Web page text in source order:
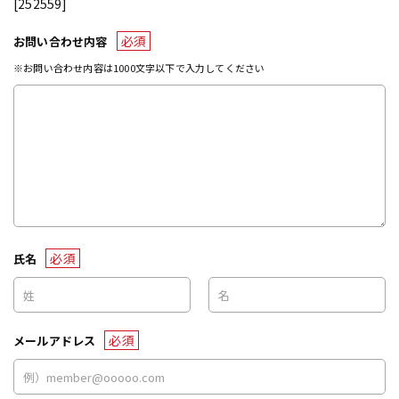
[252559]
お問い合わせ内容 必須
※お問い合わせ内容は1000文字以下で入力してください
氏名 必須
メールアドレス 必須